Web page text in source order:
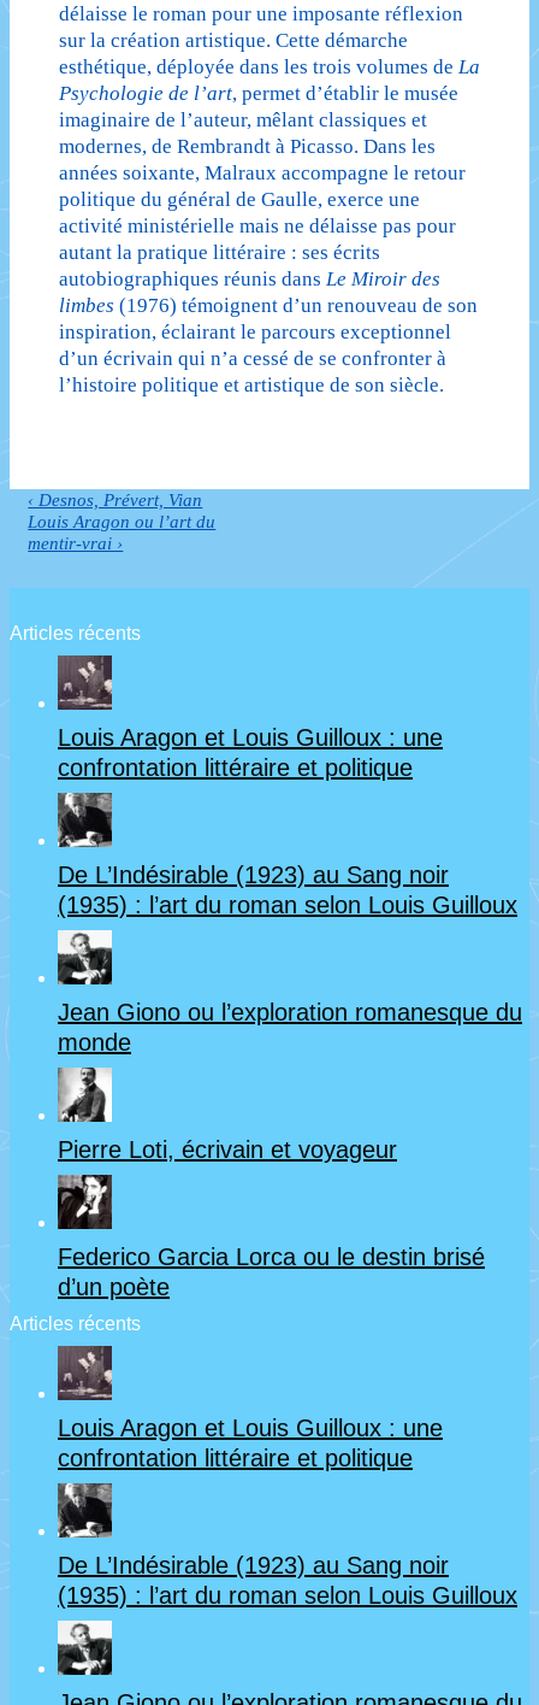
délaisse le roman pour une imposante réflexion
sur la création artistique. Cette démarche
esthétique, déployée dans les trois volumes de La
Psychologie de l’art, permet d’établir le musée
imaginaire de l’auteur, mêlant classiques et
modernes, de Rembrandt à Picasso. Dans les
années soixante, Malraux accompagne le retour
politique du général de Gaulle, exerce une
activité ministérielle mais ne délaisse pas pour
autant la pratique littéraire : ses écrits
autobiographiques réunis dans Le Miroir des
limbes (1976) témoignent d’un renouveau de son
inspiration, éclairant le parcours exceptionnel
d’un écrivain qui n’a cessé de se confronter à
l’histoire politique et artistique de son siècle.
Navigation
de
l’article
Previous
Post
is
‹ Desnos, Prévert, Vian
Next
Post
Louis Aragon ou l’art du
mentir-vrai ›
Articles récents
Louis Aragon et Louis Guilloux : une
confrontation littéraire et politique
De L’Indésirable (1923) au Sang noir
(1935) : l’art du roman selon Louis Guilloux
Jean Giono ou l’exploration romanesque du
monde
Pierre Loti, écrivain et voyageur
Federico Garcia Lorca ou le destin brisé
d’un poète
Articles récents
Louis Aragon et Louis Guilloux : une
confrontation littéraire et politique
De L’Indésirable (1923) au Sang noir
(1935) : l’art du roman selon Louis Guilloux